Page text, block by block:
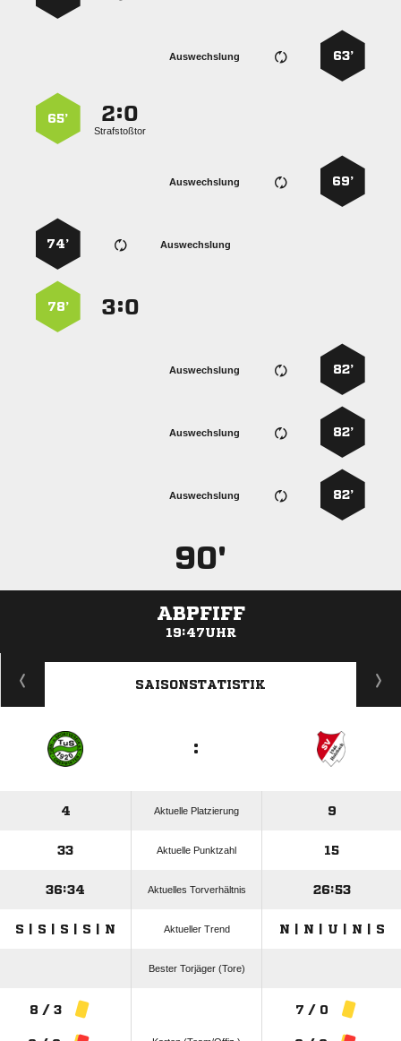
63’
Auswechslung
:
Strafstoßtor
65’
69’
Auswechslung
Auswechslung
74’
:
78’
82’
Auswechslung
82’
Auswechslung
82’
Auswechslung
90'
ABPFIFF
19:47UHR
ANZEIGE
SAISONSTATISTIK
:
4 Aktuelle Platzierung 9
33 Aktuelle Punktzahl 15
36:34 Aktuelles Torverhältnis 26:53
S | S | S | S | N Aktueller Trend N | N | U | N | S
Bester Torjäger (Tore)
8 / 3 7 / 0